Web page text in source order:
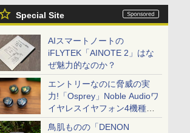
Special Site
AIスマートノートの
iFLYTEK「AINOTE 2」はな
ぜ魅力的なのか？
エントリーなのに脅威の実
力!「Osprey」Noble Audioワ
イヤレスイヤフォン4機種を
一気に聴く
鳥肌ものの「DENON